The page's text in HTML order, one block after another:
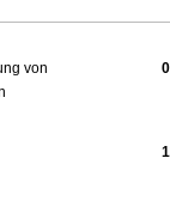
von